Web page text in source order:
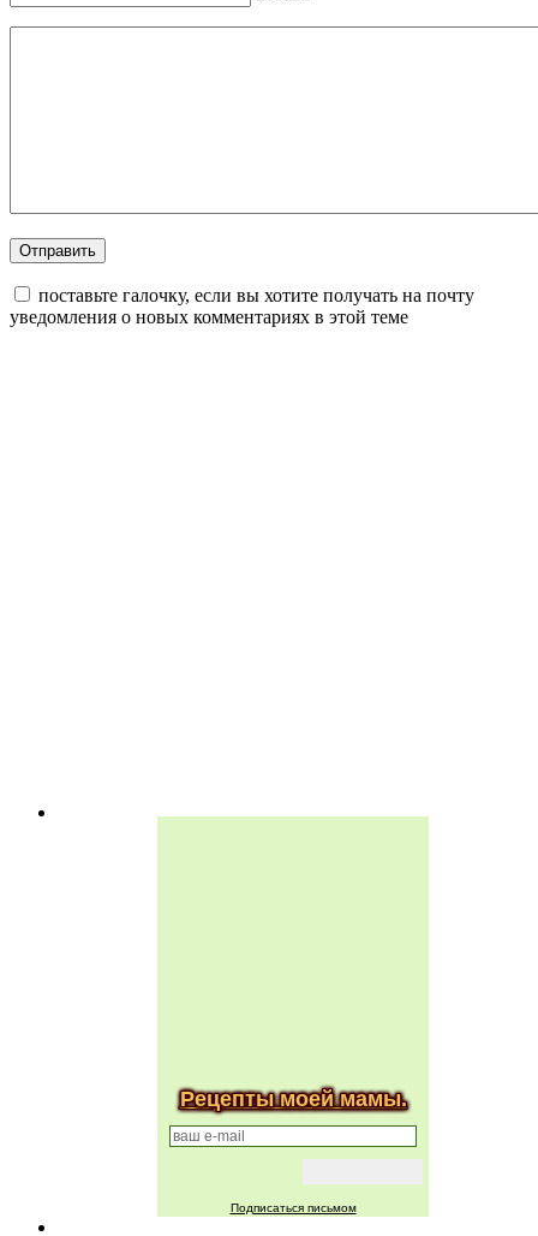
поставьте галочку, если вы хотите получать на почту
уведомления о новых комментариях в этой теме
Рецепты моей мамы.
Подписаться письмом